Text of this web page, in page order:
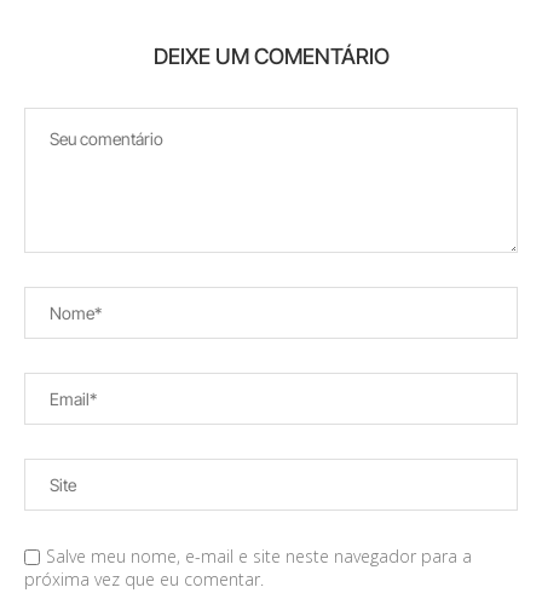
DEIXE UM COMENTÁRIO
Salve meu nome, e-mail e site neste navegador para a
próxima vez que eu comentar.